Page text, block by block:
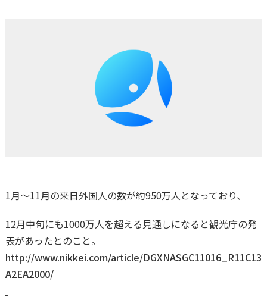
1月〜11月の来日外国人の数が約950万人となっており、
12月中旬にも1000万人を超える見通しになると観光庁の発
表があったとのこと。
http://www.nikkei.com/article/DGXNASGC11016_R11C13
A2EA2000/